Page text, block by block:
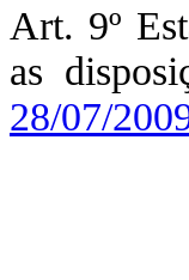
Art. 9º
as
28/07/